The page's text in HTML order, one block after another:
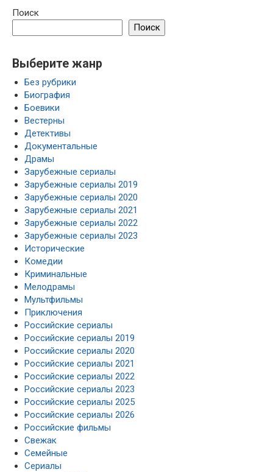
Поиск
Поиск
Выберите жанр
Без рубрики
Биография
Боевики
Вестерны
Детективы
Документальные
Драмы
Зарубежные сериалы
Зарубежные сериалы 2019
Зарубежные сериалы 2020
Зарубежные сериалы 2021
Зарубежные сериалы 2022
Зарубежные сериалы 2023
Исторические
Комедии
Криминальные
Мелодрамы
Мультфильмы
Приключения
Российские сериалы
Российские сериалы 2019
Российские сериалы 2020
Российские сериалы 2021
Российские сериалы 2022
Российские сериалы 2023
Российские сериалы 2025
Российские сериалы 2026
Российские фильмы
Свежак
Семейные
Сериалы